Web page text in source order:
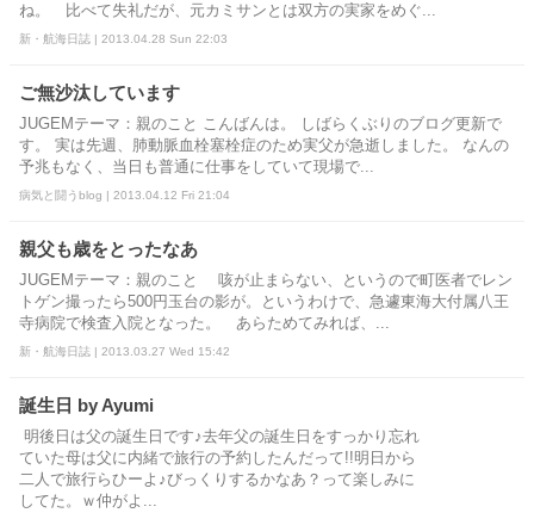
ね。 比べて失礼だが、元カミサンとは双方の実家をめぐ...
新・航海日誌 | 2013.04.28 Sun 22:03
ご無沙汰しています
JUGEMテーマ：親のこと こんばんは。 しばらくぶりのブログ更新で
す。 実は先週、肺動脈血栓塞栓症のため実父が急逝しました。 なんの
予兆もなく、当日も普通に仕事をしていて現場で...
病気と闘うblog | 2013.04.12 Fri 21:04
親父も歳をとったなあ
JUGEMテーマ：親のこと 咳が止まらない、というので町医者でレン
トゲン撮ったら500円玉台の影が。というわけで、急遽東海大付属八王
寺病院で検査入院となった。 あらためてみれば、...
新・航海日誌 | 2013.03.27 Wed 15:42
誕生日 by Ayumi
明後日は父の誕生日です♪去年父の誕生日をすっかり忘れ
ていた母は父に内緒で旅行の予約したんだって!!明日から
二人で旅行らひーよ♪びっくりするかなあ？って楽しみに
してた。ｗ仲がよ...